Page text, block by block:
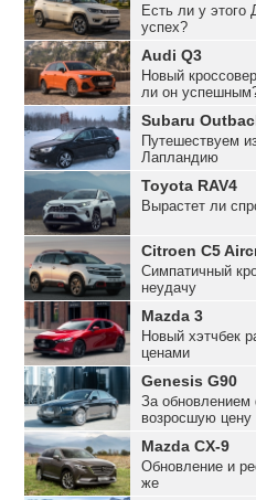
Есть ли у
успех?
Audi Q3
Новый
ли он
Subaru
Путешествуем
Лапландию
Toyota RAV4
Вырастет ли
Citroen C5
Симпатичный
неудачу
Mazda 3
Новый хэтчбек
ценами
Genesis G90
За
возросшую цену
Mazda CX-9
Обновление и
же